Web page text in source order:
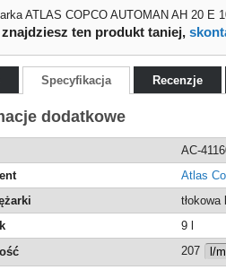
ATLAS COPCO AUTOMAN AH 20 E
ten produkt taniej,
Specyfikacja Recenzje
dodatkowe
AC-
Atlas
tłokowa
9 l
207